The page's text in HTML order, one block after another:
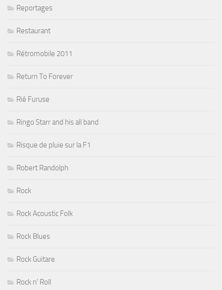
Reportages
Restaurant
Rétromobile 2011
Return To Forever
Rié Furuse
Ringo Starr and his all band
Risque de pluie sur la F1
Robert Randolph
Rock
Rock Acoustic Folk
Rock Blues
Rock Guitare
Rock n' Roll